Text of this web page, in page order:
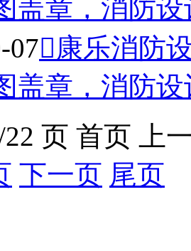
盖章，消防
07康乐消防
盖章，消防
页 首页
上
下一页 尾页